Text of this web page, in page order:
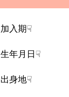
加入期☟
生年月日☟
出身地☟